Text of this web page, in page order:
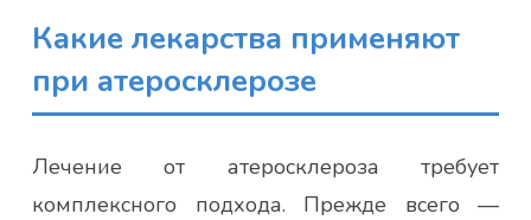
Какие лекарства применяют
при атеросклерозе
Лечение от атеросклероза требует
комплексного подхода. Прежде всего —